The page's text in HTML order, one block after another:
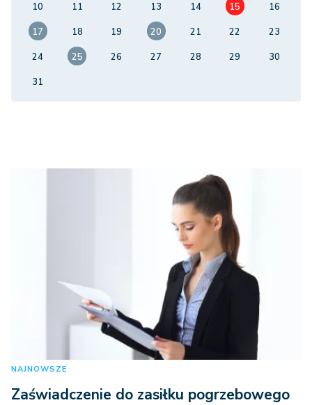
10
11 12 13 14 15
16
17
18 19 20 21 22
23
24
25 26 27 28 29
30
31
NAJNOWSZE
Zaświadczenie do zasiłku pogrzebowego